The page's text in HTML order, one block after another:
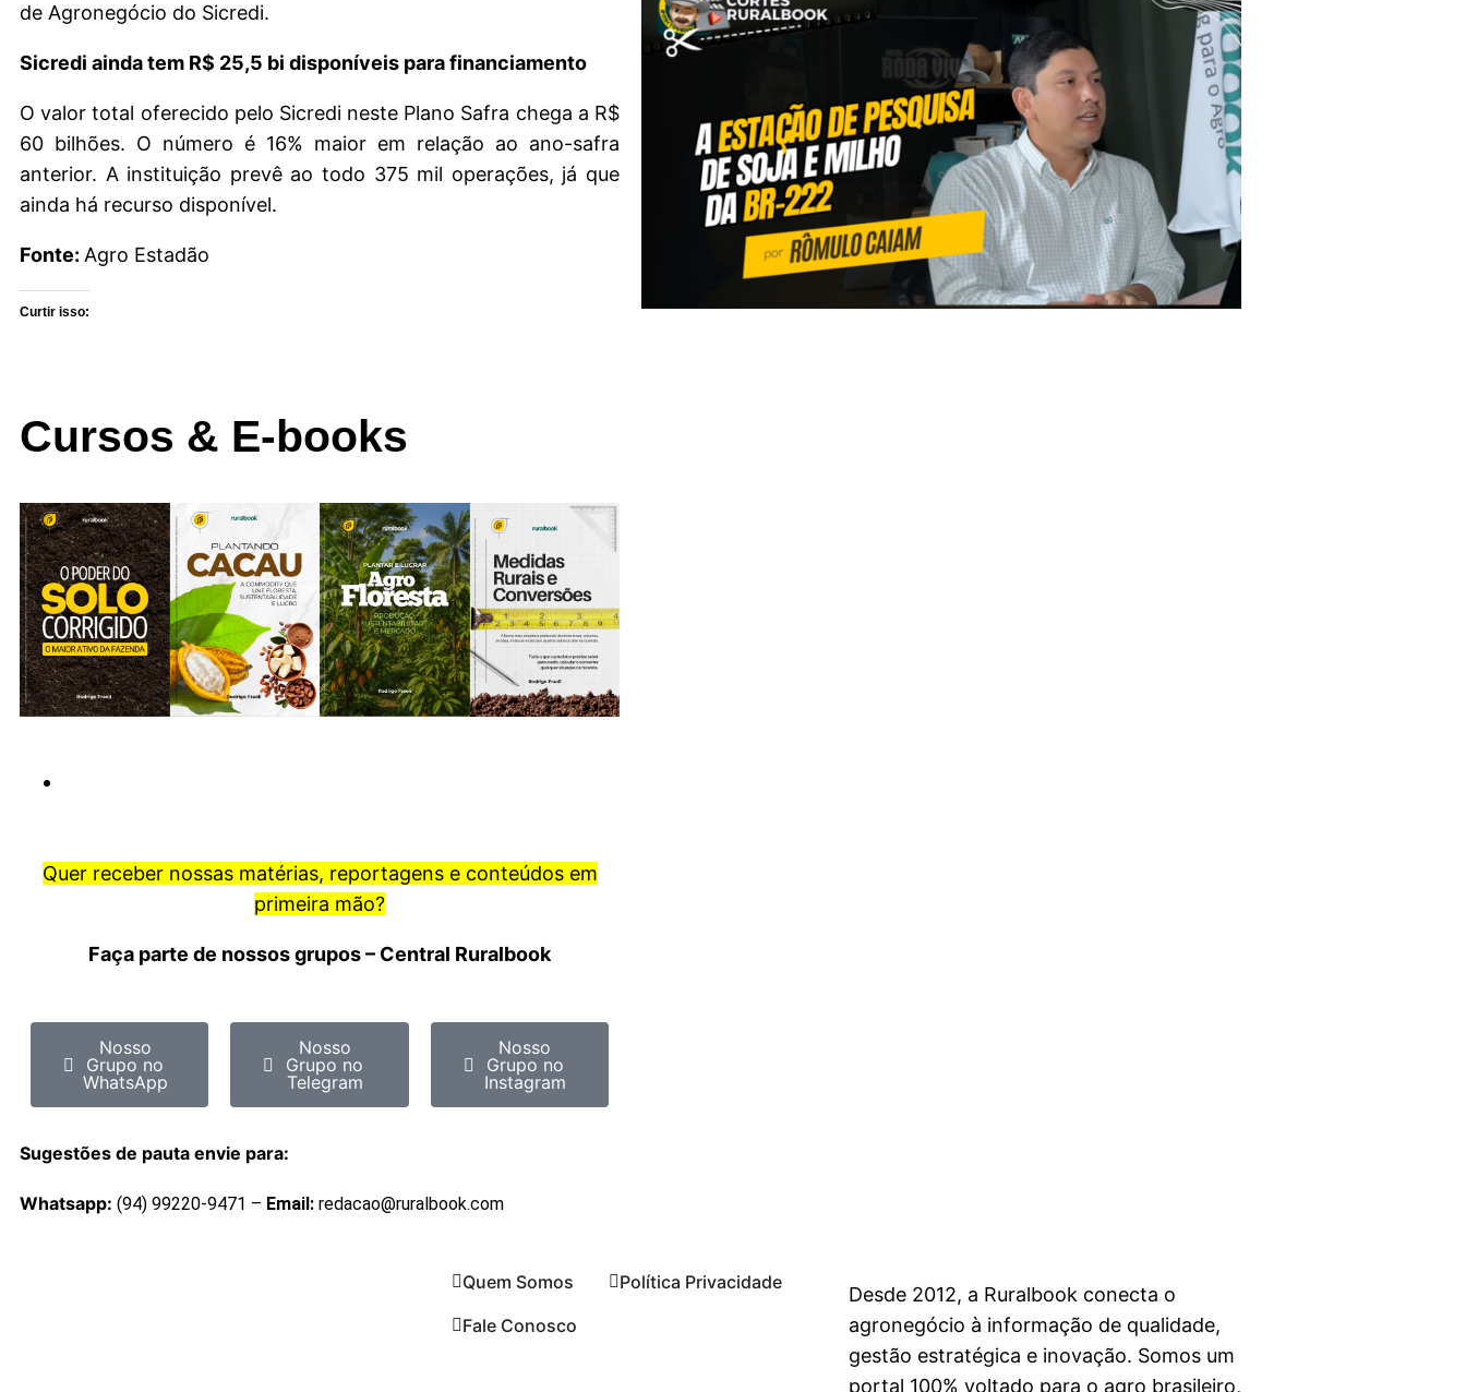
de Agronegócio do Sicredi.
Sicredi ainda tem R$ 25,5 bi disponíveis para financiamento
O valor total oferecido pelo Sicredi neste Plano Safra chega a R$
60 bilhões. O número é 16% maior em relação ao ano-safra
anterior. A instituição prevê ao todo 375 mil operações, já que
ainda há recurso disponível.
Fonte: Agro Estadão
Curtir isso:
Cursos & E-books
Quer receber nossas matérias, reportagens e conteúdos em
primeira mão?
Faça parte de nossos grupos – Central Ruralbook
Nosso
Grupo no
WhatsApp
Nosso
Grupo no
Telegram
Nosso
Grupo no
Instagram
Sugestões de pauta envie para:
Whatsapp: (94) 99220-9471 – Email: redacao@ruralbook.com
Quem Somos
Política Privacidade
Fale Conosco
Desde 2012, a Ruralbook conecta o
agronegócio à informação de qualidade,
gestão estratégica e inovação. Somos um
portal 100% voltado para o agro brasileiro,